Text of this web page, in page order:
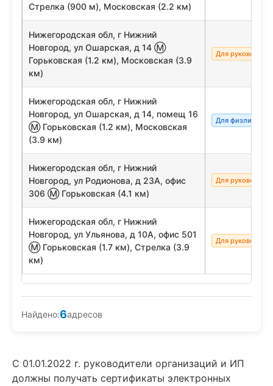
Стрелка (900 м), Московская (2.2 км)
Нижегородская обл, г Нижний
Новгород, ул Ошарская, д 14 Ⓜ
Горьковская (1.2 км), Московская (3.9
км)
Для
Нижегородская обл, г Нижний
Новгород, ул Ошарская, д 14, помещ 16
Ⓜ Горьковская (1.2 км), Московская
(3.9 км)
Для физлиц/
Нижегородская обл, г Нижний
Новгород, ул Родионова, д 23А, офис
306 Ⓜ Горьковская (4.1 км)
Для
Нижегородская обл, г Нижний
Новгород, ул Ульянова, д 10А, офис 501
Ⓜ Горьковская (1.7 км), Стрелка (3.9
км)
Для
Найдено:6адресов
С 01.01.2022 г. руководители организаций и ИП
должны получать сертификаты электронных